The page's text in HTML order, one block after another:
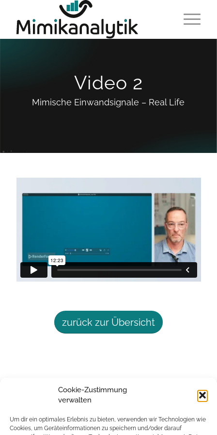
Cookie-Zustimmung
verwalten
Um dir ein optimales Erlebnis zu bieten, verwenden wir Technologien wie
Cookies, um Geräteinformationen zu speichern und/oder darauf
Video 2
Mimische Einwandsignale – Real Life
zurück zur Übersicht